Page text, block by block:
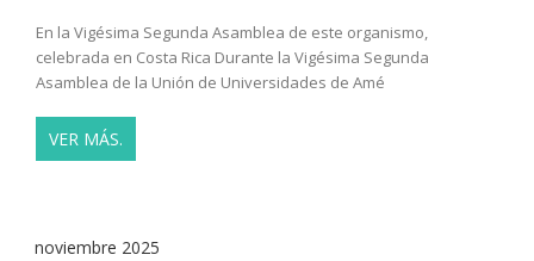
En la Vigésima Segunda Asamblea de este organismo,
celebrada en Costa Rica Durante la Vigésima Segunda
Asamblea de la Unión de Universidades de Amé
VER MÁS.
noviembre 2025